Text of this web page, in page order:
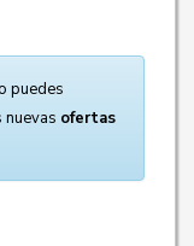
puedes
ofertas